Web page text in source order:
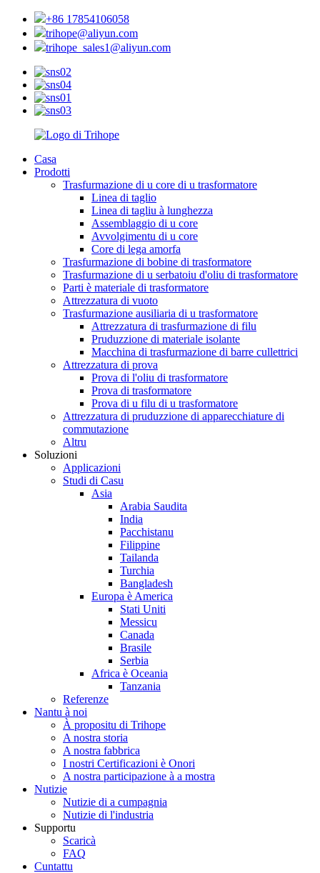
+86 17854106058
trihope@aliyun.com
trihope_sales1@aliyun.com
Casa
Prodotti
Trasfurmazione di u core di u trasformatore
Linea di taglio
Linea di tagliu à lunghezza
Assemblaggio di u core
Avvolgimentu di u core
Core di lega amorfa
Trasfurmazione di bobine di trasformatore
Trasfurmazione di u serbatoiu d'oliu di trasformatore
Parti è materiale di trasformatore
Attrezzatura di vuoto
Trasfurmazione ausiliaria di u trasformatore
Attrezzatura di trasfurmazione di filu
Pruduzzione di materiale isolante
Macchina di trasfurmazione di barre cullettrici
Attrezzatura di prova
Prova di l'oliu di trasformatore
Prova di trasformatore
Prova di u filu di u trasformatore
Attrezzatura di pruduzzione di apparecchiature di
commutazione
Altru
Soluzioni
Applicazioni
Studi di Casu
Asia
Arabia Saudita
India
Pacchistanu
Filippine
Tailanda
Turchia
Bangladesh
Europa è America
Stati Uniti
Messicu
Canada
Brasile
Serbia
Africa è Oceania
Tanzania
Referenze
Nantu à noi
À propositu di Trihope
A nostra storia
A nostra fabbrica
I nostri Certificazioni è Onori
A nostra participazione à a mostra
Nutizie
Nutizie di a cumpagnia
Nutizie di l'industria
Supportu
Scaricà
FAQ
Cuntattu